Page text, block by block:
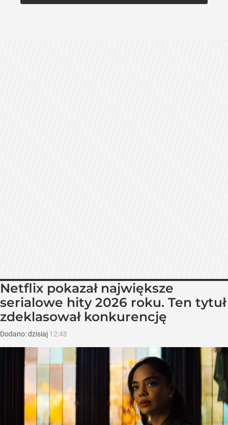
Netflix pokazał największe
serialowe hity 2026 roku. Ten tytuł
zdeklasował konkurencję
Dodano:dzisiaj 12:48